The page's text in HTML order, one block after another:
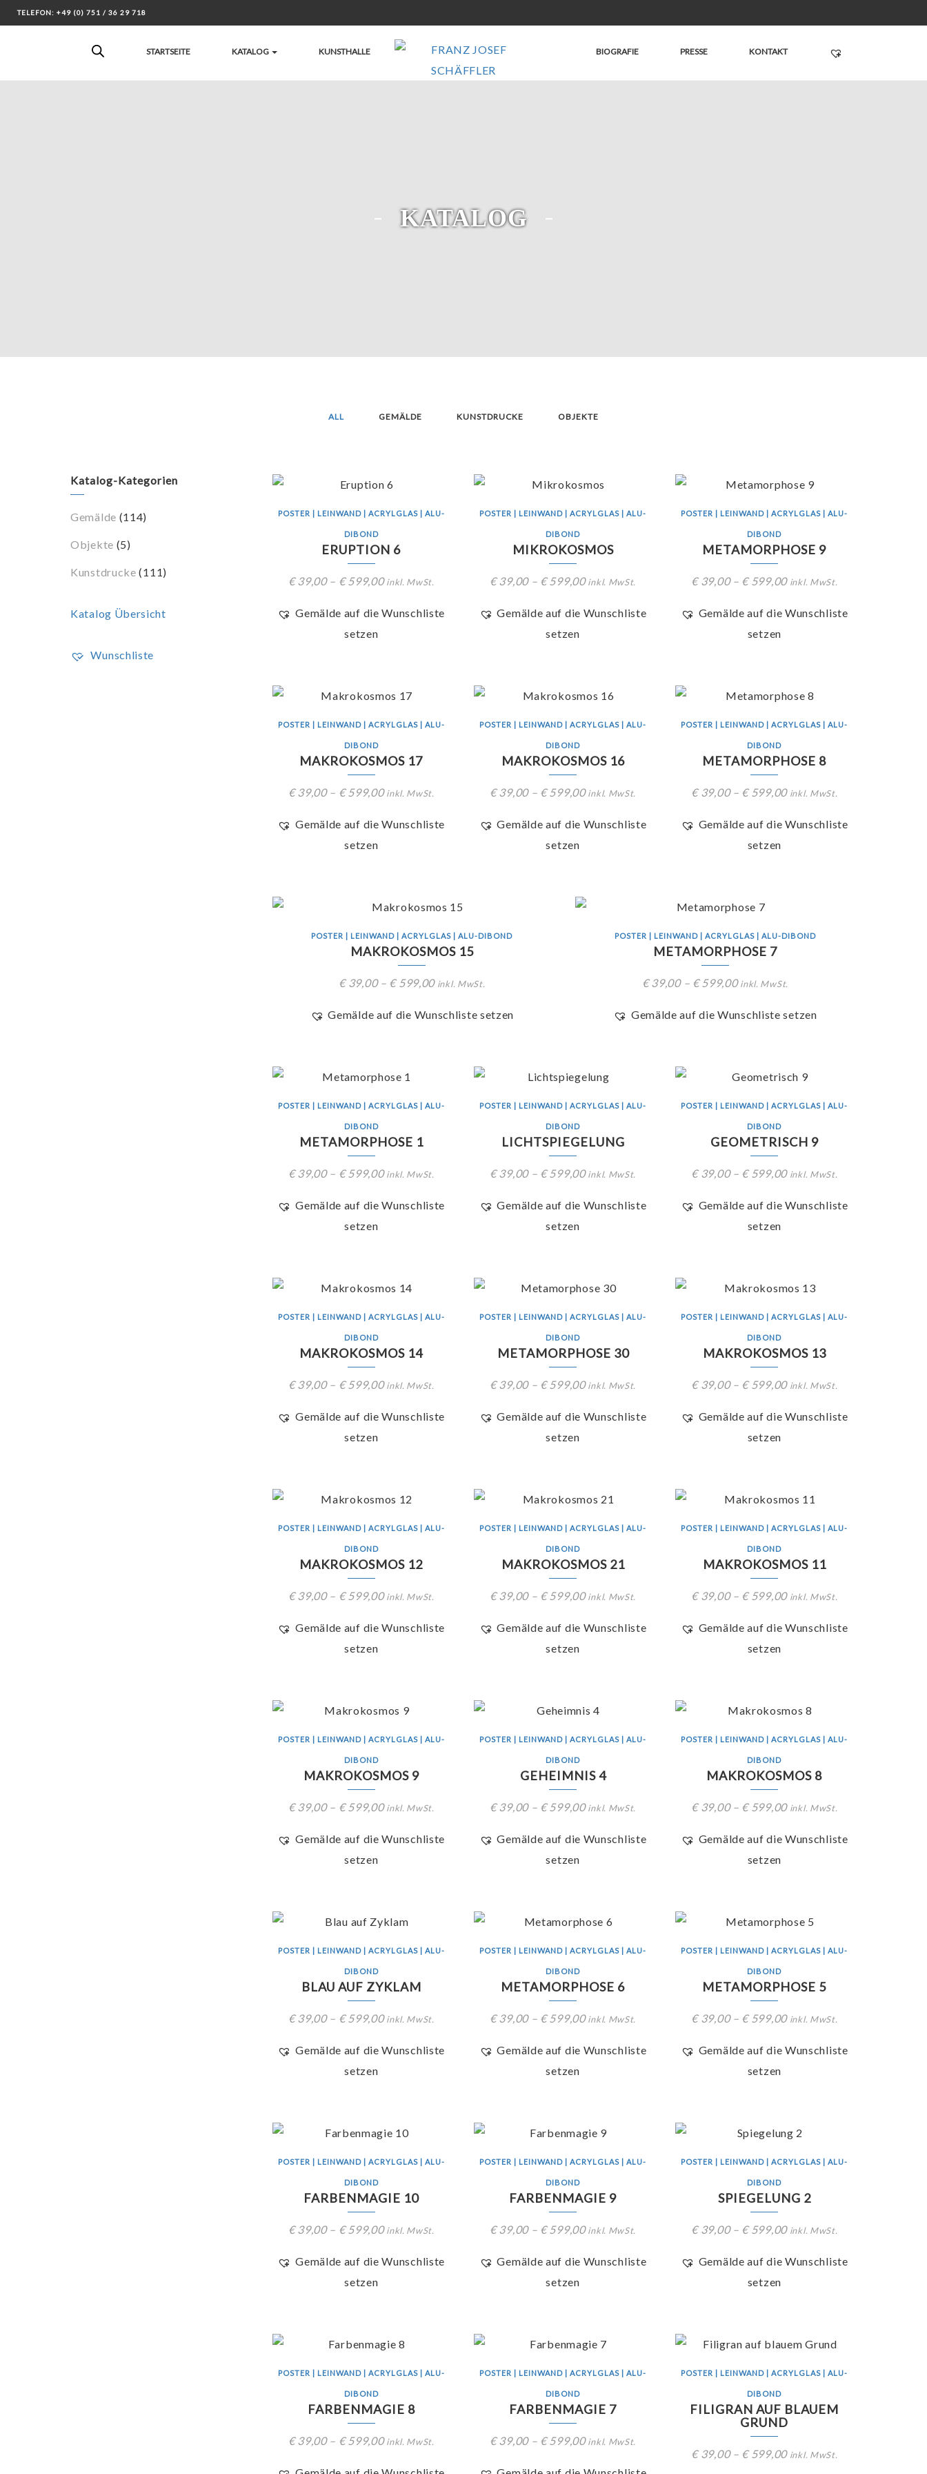
Skip
to
TELEFON: +49 (0) 751 / 36 29 718
STARTSEITE KATALOG KUNSTHALLE BIOGRAFIE PRESSE KONTAKT
KATALOG
ALL GEMÄLDE KUNSTDRUCKE OBJEKTE
POSTER | LEINWAND | ACRYLGLAS | ALU-
DIBOND
ERUPTION 6
€39,00– €599,00 inkl. MwSt.
Gemälde auf die Wunschliste
setzen
POSTER | LEINWAND | ACRYLGLAS | ALU-
DIBOND
MIKROKOSMOS
€39,00– €599,00 inkl. MwSt.
Gemälde auf die Wunschliste
setzen
POSTER | LEINWAND | ACRYLGLAS | ALU-
DIBOND
METAMORPHOSE 9
€39,00– €599,00 inkl. MwSt.
Gemälde auf die Wunschliste
setzen
POSTER | LEINWAND | ACRYLGLAS | ALU-
DIBOND
MAKROKOSMOS 17
€39,00– €599,00 inkl. MwSt.
Gemälde auf die Wunschliste
setzen
POSTER | LEINWAND | ACRYLGLAS | ALU-
DIBOND
MAKROKOSMOS 16
€39,00– €599,00 inkl. MwSt.
Gemälde auf die Wunschliste
setzen
POSTER | LEINWAND | ACRYLGLAS | ALU-
DIBOND
METAMORPHOSE 8
€39,00– €599,00 inkl. MwSt.
Gemälde auf die Wunschliste
setzen
POSTER | LEINWAND | ACRYLGLAS | ALU-DIBOND
MAKROKOSMOS 15
€39,00– €599,00 inkl. MwSt.
Gemälde auf die Wunschliste setzen
POSTER | LEINWAND | ACRYLGLAS | ALU-DIBOND
METAMORPHOSE 7
€39,00– €599,00 inkl. MwSt.
Gemälde auf die Wunschliste setzen
POSTER | LEINWAND | ACRYLGLAS | ALU-
DIBOND
METAMORPHOSE 1
€39,00– €599,00 inkl. MwSt.
Gemälde auf die Wunschliste
setzen
POSTER | LEINWAND | ACRYLGLAS | ALU-
DIBOND
LICHTSPIEGELUNG
€39,00– €599,00 inkl. MwSt.
Gemälde auf die Wunschliste
setzen
POSTER | LEINWAND | ACRYLGLAS | ALU-
DIBOND
GEOMETRISCH 9
€39,00– €599,00 inkl. MwSt.
Gemälde auf die Wunschliste
setzen
POSTER | LEINWAND | ACRYLGLAS | ALU-
DIBOND
MAKROKOSMOS 14
€39,00– €599,00 inkl. MwSt.
Gemälde auf die Wunschliste
setzen
POSTER | LEINWAND | ACRYLGLAS | ALU-
DIBOND
METAMORPHOSE 30
€39,00– €599,00 inkl. MwSt.
Gemälde auf die Wunschliste
setzen
POSTER | LEINWAND | ACRYLGLAS | ALU-
DIBOND
MAKROKOSMOS 13
€39,00– €599,00 inkl. MwSt.
Gemälde auf die Wunschliste
setzen
POSTER | LEINWAND | ACRYLGLAS | ALU-
DIBOND
MAKROKOSMOS 12
€39,00– €599,00 inkl. MwSt.
Gemälde auf die Wunschliste
setzen
POSTER | LEINWAND | ACRYLGLAS | ALU-
DIBOND
MAKROKOSMOS 21
€39,00– €599,00 inkl. MwSt.
Gemälde auf die Wunschliste
setzen
POSTER | LEINWAND | ACRYLGLAS | ALU-
DIBOND
MAKROKOSMOS 11
€39,00– €599,00 inkl. MwSt.
Gemälde auf die Wunschliste
setzen
POSTER | LEINWAND | ACRYLGLAS | ALU-
DIBOND
MAKROKOSMOS 9
€39,00– €599,00 inkl. MwSt.
Gemälde auf die Wunschliste
setzen
POSTER | LEINWAND | ACRYLGLAS | ALU-
DIBOND
GEHEIMNIS 4
€39,00– €599,00 inkl. MwSt.
Gemälde auf die Wunschliste
setzen
POSTER | LEINWAND | ACRYLGLAS | ALU-
DIBOND
MAKROKOSMOS 8
€39,00– €599,00 inkl. MwSt.
Gemälde auf die Wunschliste
setzen
POSTER | LEINWAND | ACRYLGLAS | ALU-
DIBOND
BLAU AUF ZYKLAM
€39,00– €599,00 inkl. MwSt.
Gemälde auf die Wunschliste
setzen
POSTER | LEINWAND | ACRYLGLAS | ALU-
DIBOND
METAMORPHOSE 6
€39,00– €599,00 inkl. MwSt.
Gemälde auf die Wunschliste
setzen
POSTER | LEINWAND | ACRYLGLAS | ALU-
DIBOND
METAMORPHOSE 5
€39,00– €599,00 inkl. MwSt.
Gemälde auf die Wunschliste
setzen
POSTER | LEINWAND | ACRYLGLAS | ALU-
DIBOND
FARBENMAGIE 10
€39,00– €599,00 inkl. MwSt.
Gemälde auf die Wunschliste
setzen
POSTER | LEINWAND | ACRYLGLAS | ALU-
DIBOND
FARBENMAGIE 9
€39,00– €599,00 inkl. MwSt.
Gemälde auf die Wunschliste
setzen
POSTER | LEINWAND | ACRYLGLAS | ALU-
DIBOND
SPIEGELUNG 2
€39,00– €599,00 inkl. MwSt.
Gemälde auf die Wunschliste
setzen
POSTER | LEINWAND | ACRYLGLAS | ALU-
DIBOND
FARBENMAGIE 8
€39,00– €599,00 inkl. MwSt.
POSTER | LEINWAND | ACRYLGLAS | ALU-
DIBOND
FARBENMAGIE 7
€39,00– €599,00 inkl. MwSt.
POSTER | LEINWAND | ACRYLGLAS | ALU-
DIBOND
FILIGRAN AUF BLAUEM
GRUND
€39,00– €599,00 inkl. MwSt.
Katalog-Kategorien
Gemälde (114)
Objekte (5)
Kunstdrucke (111)
Katalog Übersicht
Wunschliste